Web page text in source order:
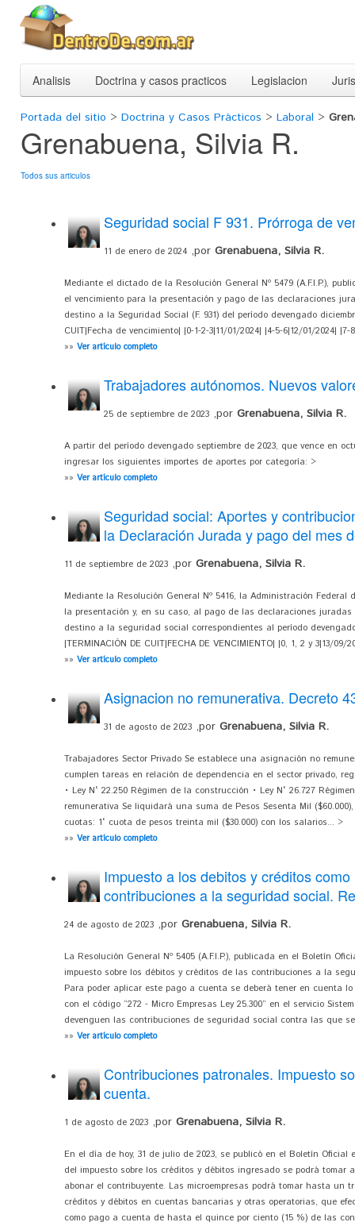
Analisis Doctrina y casos practicos Legislacion
Portada del sitio > Doctrina y Casos Prácticos > Laboral >
Grenabuena, Silvia R.
Todos sus articulos
Seguridad social F 931. Prórroga de
11 de enero de 2024 ,por Grenabuena, Silvia R.
Mediante el dictado de la Resolución General Nº 5479 (A.F.I.P.),
el vencimiento para la presentación y pago de las declaraciones
destino a la Seguridad Social (F. 931) del período devengado
CUIT|Fecha de vencimiento| |0-1-2-3|11/01/2024| |4-5-6|12/01/2024| |7-
»» Ver artículo completo
Trabajadores autónomos. Nuevos
25 de septiembre de 2023 ,por Grenabuena, Silvia R.
A partir del período devengado septiembre de 2023, que vence en
ingresar los siguientes importes de aportes por categoría: >
»» Ver artículo completo
Seguridad social: Aportes y
la Declaración Jurada y pago del mes
11 de septiembre de 2023 ,por Grenabuena, Silvia R.
Mediante la Resolución General Nº 5416, la Administración
la presentación y, en su caso, al pago de las declaraciones
destino a la seguridad social correspondientes al período
|TERMINACIÓN DE CUIT|FECHA DE VENCIMIENTO| |0, 1, 2 y 3|13/
»» Ver artículo completo
Asignacion no remunerativa. Decreto
31 de agosto de 2023 ,por Grenabuena, Silvia R.
Trabajadores Sector Privado Se establece una asignación no
cumplen tareas en relación de dependencia en el sector privado,
• Ley N° 22.250 Régimen de la construcción • Ley N° 26.727
remunerativa Se liquidará una suma de Pesos Sesenta Mil
cuotas: 1° cuota de pesos treinta mil ($30.000) con los salarios... >
»» Ver artículo completo
Impuesto a los debitos y créditos
contribuciones a la seguridad social.
24 de agosto de 2023 ,por Grenabuena, Silvia R.
La Resolución General Nº 5405 (A.F.I.P.), publicada en el Boletín
impuesto sobre los débitos y créditos de las contribuciones a la
Para poder aplicar este pago a cuenta se deberá tener en cuenta
con el código “272 - Micro Empresas Ley 25.300” en el servicio
devenguen las contribuciones de seguridad social contra las que
»» Ver artículo completo
Contribuciones patronales. Impuesto
cuenta.
1 de agosto de 2023 ,por Grenabuena, Silvia R.
En el día de hoy, 31 de julio de 2023, se publicó en el Boletín Oficial
del impuesto sobre los créditos y débitos ingresado se podrá
abonar el contribuyente. Las microempresas podrá tomar hasta un
créditos y débitos en cuentas bancarias y otras operatorias, que
como pago a cuenta de hasta el quince por ciento (15 %) de las